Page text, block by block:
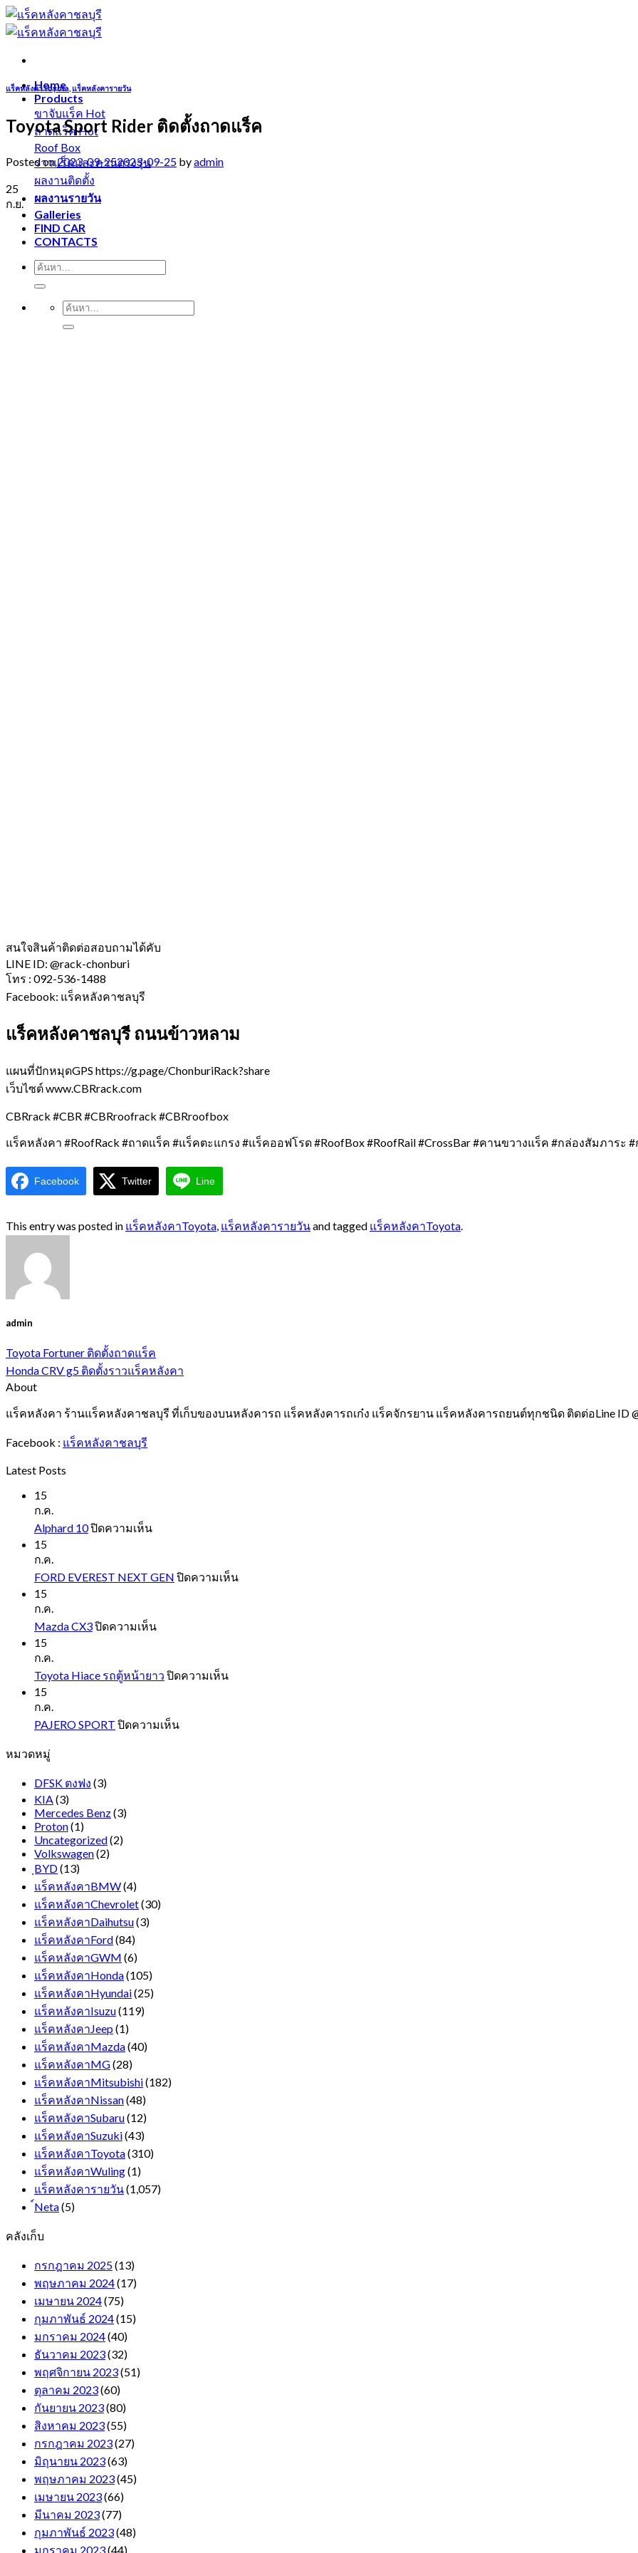
Skip
to
content
Home
Products
ขาจับแร็ค
ถาดแร็ค
Roof Box
ราวแร็คและคานตรงรุ่น
ผลงานติดตั้ง
ผลงานรายวัน
Galleries
FIND CAR
CONTACTS
แร็คหลังคาToyota แร็คหลังคารายวัน
Toyota Sport Rider ติดตั้งถาดแร็ค
Posted on2023-09-252023-09-25 byadmin
25
ก.ย.
สนใจสินค้าติดต่อสอบถามได้คับ
LINE ID: @rack-chonburi
โทร : 092-536-1488
Facebook: แร็คหลังคาชลบุรี
แร็คหลังคาชลบุรี ถนนข้าวหลาม
แผนที่ปักหมุดGPS https://g.page/ChonburiRack?share
เว็บไซต์ www.CBRrack.com
CBRrack #CBR #CBRroofrack #CBRroofbox
แร็คหลังคา #RoofRack #ถาดแร็ค #แร็คตะแกรง #แร็คออฟโรด #RoofBox #RoofRail #CrossBar #คานขวางแร็ค #กล่องสัมภาระ
Facebook Twitter Line
This entry was posted in แร็คหลังคาToyota แร็คหลังคารายวันand tagged แร็คหลังคาToyota
admin
Toyota Fortuner ติดตั้งถาดแร็ค
Honda CRV g5 ติดตั้งราวแร็คหลังคา
About
แร็คหลังคา ร้านแร็คหลังคาชลบุรี ที่เก็บของบนหลังคารถ แร็คหลังคารถเก๋ง แร็คจักรยาน แร็คหลังคารถยนต์ทุกชนิด ติดต่อLine ID
Facebook : แร็คหลังคาชลบุรี
Latest Posts
15
ก.ค.
Alphard 10ปิดความเห็นบน
15
ก.ค.
FORD EVEREST NEXT GEN ปิดความเห็นบน
15
ก.ค.
Mazda CX3ปิดความเห็นบน
15
ก.ค.
Toyota Hiace รถตู้หน้ายาว ปิดความเห็นบน
15
ก.ค.
PAJERO SPORT ปิดความเห็นบน
หมวดหมู่
DFSK ตงฟง (3)
KIA(3)
Mercedes Benz(3)
Proton(1)
Uncategorized(2)
Volkswagen(2)
ฺBYD(13)
แร็คหลังคาBMW(4)
แร็คหลังคาChevrolet(30)
แร็คหลังคาDaihutsu(3)
แร็คหลังคาFord(84)
แร็คหลังคาGWM (6)
แร็คหลังคาHonda(105)
แร็คหลังคาHyundai(25)
แร็คหลังคาIsuzu(119)
แร็คหลังคาJeep(1)
แร็คหลังคาMazda(40)
แร็คหลังคาMG(28)
แร็คหลังคาMitsubishi(182)
แร็คหลังคาNissan(48)
แร็คหลังคาSubaru(12)
แร็คหลังคาSuzuki(43)
แร็คหลังคาToyota(310)
แร็คหลังคาWuling(1)
แร็คหลังคารายวัน(1,057)
์Neta(5)
คลังเก็บ
กรกฎาคม 2025(13)
พฤษภาคม 2024(17)
เมษายน 2024(75)
กุมภาพันธ์ 2024(15)
มกราคม 2024(40)
ธันวาคม 2023(32)
พฤศจิกายน 2023(51)
ตุลาคม 2023(60)
กันยายน 2023(80)
สิงหาคม 2023(55)
กรกฎาคม 2023(27)
มิถุนายน 2023(63)
พฤษภาคม 2023(45)
เมษายน 2023(66)
มีนาคม 2023(77)
กุมภาพันธ์ 2023(48)
มกราคม 2023(44)